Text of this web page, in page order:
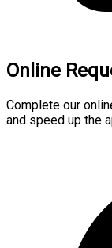
Online
Complete our
and speed up the